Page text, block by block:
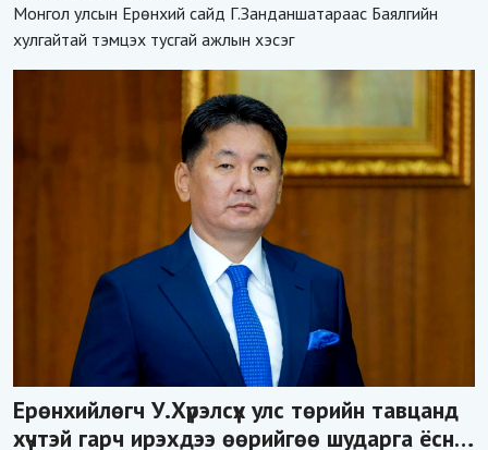
Монгол улсын Ерөнхий сайд Г.Занданшатараас Баялгийн
хулгайтай тэмцэх тусгай ажлын хэсэг
Ерөнхийлөгч У.Хүрэлсүх улс төрийн тавцанд
хүчтэй гарч ирэхдээ өөрийгөө шударга ёсны